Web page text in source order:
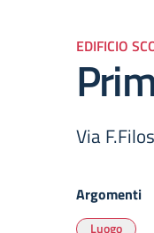
EDIFICIO
Via
Argomenti
Luogo